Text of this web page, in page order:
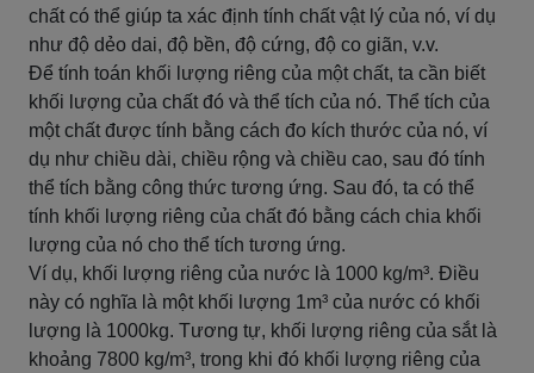
chất có thể giúp ta xác định tính chất vật lý của nó, ví dụ
như độ dẻo dai, độ bền, độ cứng, độ co giãn, v.v.
Để tính toán khối lượng riêng của một chất, ta cần biết
khối lượng của chất đó và thể tích của nó. Thể tích của
một chất được tính bằng cách đo kích thước của nó, ví
dụ như chiều dài, chiều rộng và chiều cao, sau đó tính
thể tích bằng công thức tương ứng. Sau đó, ta có thể
tính khối lượng riêng của chất đó bằng cách chia khối
lượng của nó cho thể tích tương ứng.
Ví dụ, khối lượng riêng của nước là 1000 kg/m³. Điều
này có nghĩa là một khối lượng 1m³ của nước có khối
lượng là 1000kg. Tương tự, khối lượng riêng của sắt là
khoảng 7800 kg/m³, trong khi đó khối lượng riêng của